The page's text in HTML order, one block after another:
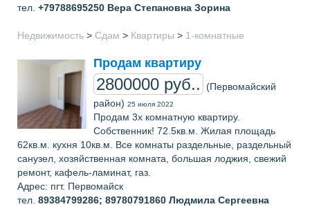
тел. +79788695250 Вера Степановна Зорина
Недвижимость > Сдам > Квартиры > 1-комнатные
Продам квартиру
2800000 руб..
(Первомайский
район) 25 июля 2022
Продам 3х комнатную квартиру.
Собственник! 72.5кв.м. Жилая площадь
62кв.м. кухня 10кв.м. Все комнаты раздельные, раздельный
санузел, хозяйственная комната, большая лоджия, свежий
ремонт, кафель-ламинат, газ.
Адрес: пгт. Первомайск
тел. 89384799286; 89780791860 Людмила Сергеевна